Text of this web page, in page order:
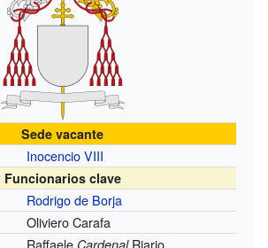
Sede vacante
Inocencio VIII
Funcionarios clave
Rodrigo de Borja
Oliviero Carafa
Raffaele CardenalRiario